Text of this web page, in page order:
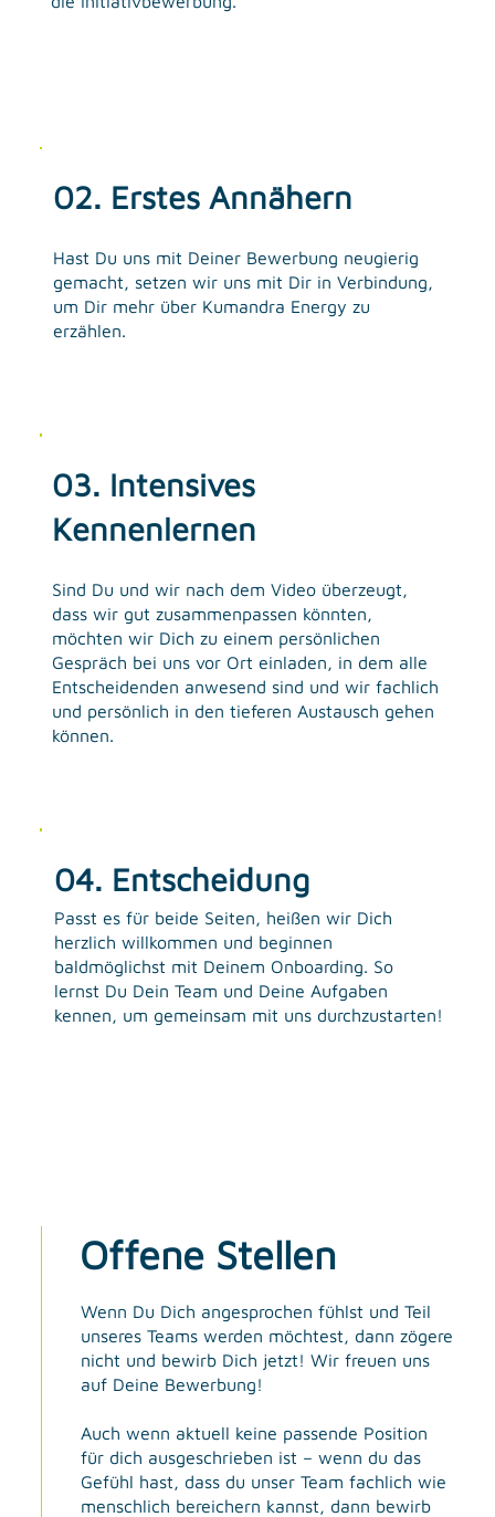
02. Erstes Annähern
Hast Du uns mit Deiner Bewerbung neugierig
gemacht, setzen wir uns mit Dir in Verbindung,
um Dir mehr über Kumandra Energy zu
erzählen.
03. Intensives
Kennenlernen
Sind Du und wir nach dem Video überzeugt,
dass wir gut zusammenpassen könnten,
möchten wir Dich zu einem persönlichen
Gespräch bei uns vor Ort einladen, in dem alle
Entscheidenden anwesend sind und wir fachlich
und persönlich in den tieferen Austausch gehen
können.
04. Entscheidung
Passt es für beide Seiten, heißen wir Dich
herzlich willkommen und beginnen
baldmöglichst mit Deinem Onboarding. So
lernst Du Dein Team und Deine Aufgaben
kennen, um gemeinsam mit uns durchzustarten!
Offene Stellen
Wenn Du Dich angesprochen fühlst und Teil
unseres Teams werden möchtest, dann zögere
nicht und bewirb Dich jetzt! Wir freuen uns
auf Deine Bewerbung!
Auch wenn aktuell keine passende Position
für dich ausgeschrieben ist – wenn du das
Gefühl hast, dass du unser Team fachlich wie
menschlich bereichern kannst, dann bewirb